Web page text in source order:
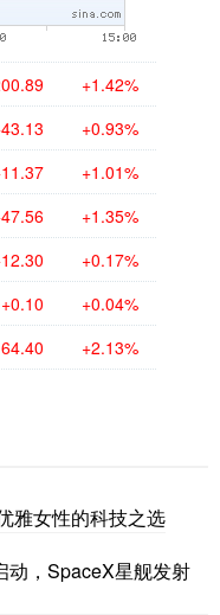
+1.42%
+0.93%
+1.01%
+1.35%
+0.17%
+0.10 +0.04%
+2.13%
雅女性的科技之选
动，SpaceX星舰发射